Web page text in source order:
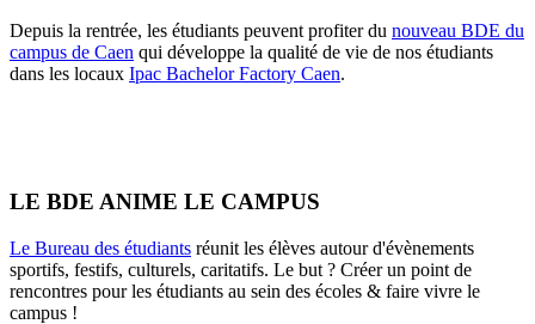
Depuis la rentrée, les étudiants peuvent profiter du nouveau BDE du
campus de Caen qui développe la qualité de vie de nos étudiants
dans les locaux Ipac Bachelor Factory Caen.
LE BDE ANIME LE CAMPUS
Le Bureau des étudiants réunit les élèves autour d'évènements
sportifs, festifs, culturels, caritatifs. Le but ? Créer un point de
rencontres pour les étudiants au sein des écoles & faire vivre le
campus !